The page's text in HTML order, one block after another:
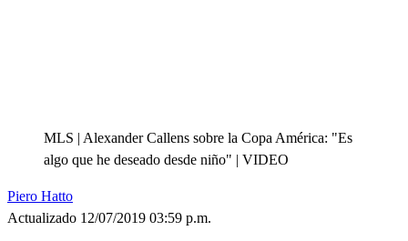
MLS | Alexander Callens sobre la Copa América: "Es
algo que he deseado desde niño" | VIDEO
Piero Hatto
Actualizado 12/07/2019 03:59 p.m.